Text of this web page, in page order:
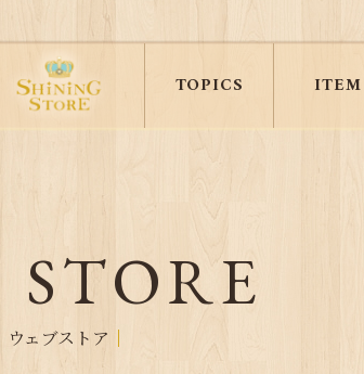
TOPICS ITEM
STORE
ウェブストア